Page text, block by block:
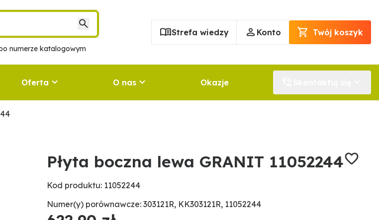
numerze katalogowym
Strefa wiedzy Konto Twój koszyk
Oferta O nas Okazje
Płyta boczna lewa GRANIT 11052244
Kod produktu: 11052244
Numer(y) porównawcze: 303121R, KK303121R, 11052244